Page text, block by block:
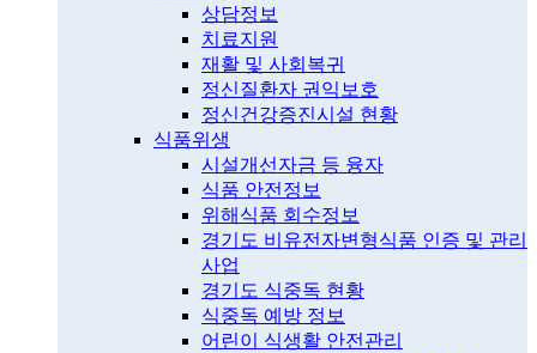
상담정보
치료지원
재활 및 사회복귀
정신질환자 권익보호
정신건강증진시설 현황
식품위생
시설개선자금 등 융자
식품 안전정보
위해식품 회수정보
경기도 비유전자변형식품 인증 및 관리
사업
경기도 식중독 현황
식중독 예방 정보
어린이 식생활 안전관리